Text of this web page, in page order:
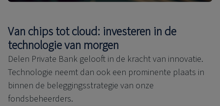
Van chips tot cloud: investeren in de
technologie van morgen
Delen Private Bank gelooft in de kracht van innovatie.
Technologie neemt dan ook een prominente plaats in
binnen de beleggingsstrategie van onze
fondsbeheerders.